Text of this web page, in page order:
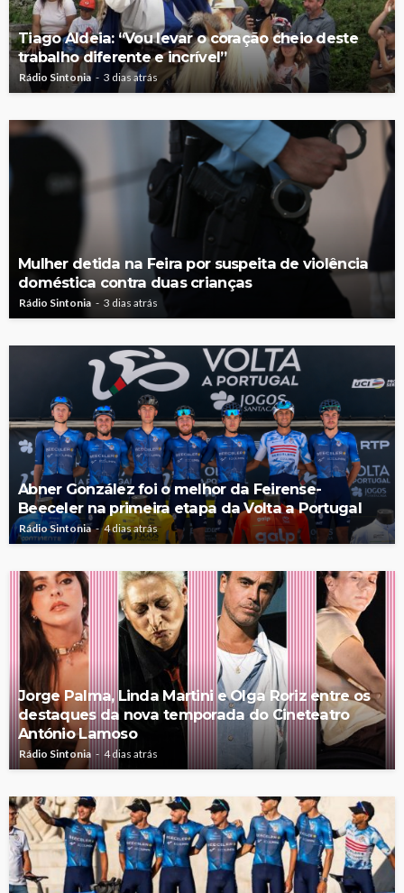
Tiago Aldeia: “Vou levar o coração cheio deste
trabalho diferente e incrível”
Rádio Sintonia 3 dias atrás
Mulher detida na Feira por suspeita de violência
doméstica contra duas crianças
Rádio Sintonia 3 dias atrás
Abner González foi o melhor da Feirense-
Beeceler na primeira etapa da Volta a Portugal
Rádio Sintonia 4 dias atrás
Jorge Palma, Linda Martini e Olga Roriz entre os
destaques da nova temporada do Cineteatro
António Lamoso
Rádio Sintonia 4 dias atrás